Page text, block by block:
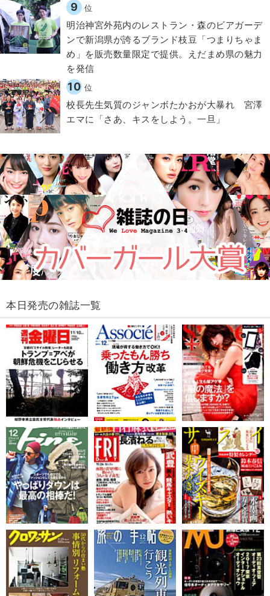
9 位
明治神宮外苑内のレストラン・森のビアガーデ
ンで新潟県が誇るブランド枝豆「つまりちゃま
め」を販売数量限定で提供。えだまめ県の魅力
を発信
10 位
校長先生気質のジャンボたかおが大暴れ 宮澤
エマに「さあ、キスをしよう。一旦」
本日発売の雑誌一覧